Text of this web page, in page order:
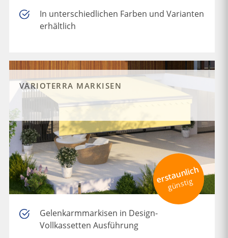
In unterschiedlichen Farben und Varianten
erhältlich
VARIOTERRA MARKISEN
Gelenkarmmarkisen in Design-
Vollkassetten Ausführung
erstaunlich
günstig